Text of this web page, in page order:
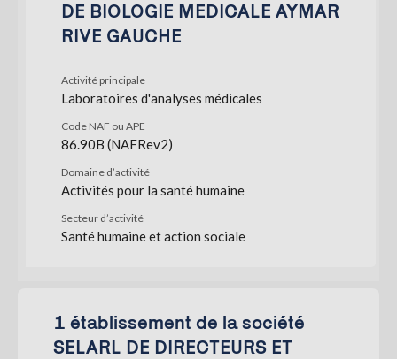
DE BIOLOGIE MEDICALE AYMAR
RIVE GAUCHE
Activité principale
Laboratoires d'analyses médicales
Code NAF ou APE
86.90B (NAFRev2)
Domaine d’activité
Activités pour la santé humaine
Secteur d’activité
Santé humaine et action sociale
1 établissement de la société
SELARL DE DIRECTEURS ET